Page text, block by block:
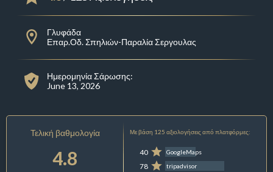
Γλυφάδα
Επαρ.Οδ. Σπηλιών-Παραλία Σεργουλας
Ημερομηνία Σάρωσης:
June 13, 2026
Τελική βαθμολογία
4.8
Με βάση 125 αξιολογήσεις από πλατφόρμες:
40 GoogleMaps
78 tripadvisor